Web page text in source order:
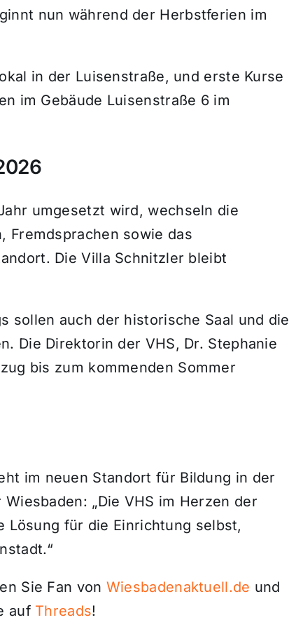
nun während der Herbstferien im
in der Luisenstraße, und erste Kurse
im Gebäude Luisenstraße 6 im
umgesetzt wird, wechseln die
Fremdsprachen sowie das
Die Villa Schnitzler bleibt
sollen auch der historische Saal und die
Die Direktorin der VHS, Dr. Stephanie
bis zum kommenden Sommer
im neuen Standort für Bildung in der
„Die VHS im Herzen der
Lösung für die Einrichtung selbst,
Sie Fan von Wiesbadenaktuell.de und
auf Threads!